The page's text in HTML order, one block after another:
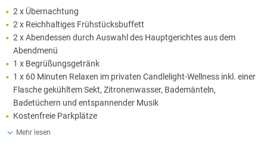
2 x Übernachtung
2 x Reichhaltiges Frühstücksbuffett
2 x Abendessen durch Auswahl des Hauptgerichtes aus dem
Abendmenü
1 x Begrüßungsgetränk
1 x 60 Minuten Relaxen im privaten Candlelight-Wellness inkl. einer
Flasche gekühltem Sekt, Zitronenwasser, Bademänteln,
Badetüchern und entspannender Musik
Kostenfreie Parkplätze
Mehr lesen